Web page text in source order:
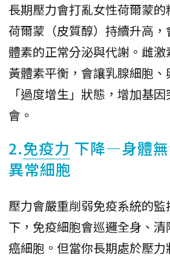
長期壓力會打亂女性荷爾蒙
荷爾蒙（皮質醇）持續升高
體素的正常分泌與代謝。雌
黃體素平衡，會讓乳腺細胞
「過度增生」狀態，增加基
會。
2.免疫力 下降—身體
異常細胞
壓力會嚴重削弱免疫系統的
下，免疫細胞會巡邏全身、
癌細胞。但當你長期處於壓